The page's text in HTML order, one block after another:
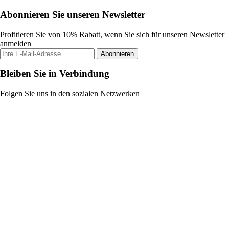
Abonnieren Sie unseren Newsletter
Profitieren Sie von 10% Rabatt, wenn Sie sich für unseren Newsletter
anmelden
Abonnieren
Bleiben Sie in Verbindung
Folgen Sie uns in den sozialen Netzwerken